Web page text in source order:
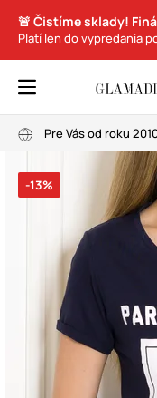
🚨 Čistíme sklady!
Platí len do vypredania
Pre Vás od roku
-13%